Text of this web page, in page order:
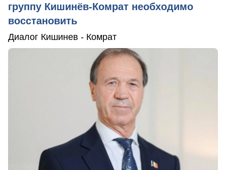
группу Кишинёв-Комрат необходимо
восстановить
Диалог Кишинев - Комрат